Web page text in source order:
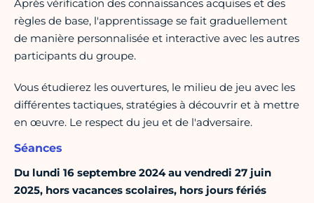
Après vérification des connaissances acquises et des
règles de base, l'apprentissage se fait graduellement
de manière personnalisée et interactive avec les autres
participants du groupe.
Vous étudierez les ouvertures, le milieu de jeu avec les
différentes tactiques, stratégies à découvrir et à mettre
en œuvre. Le respect du jeu et de l'adversaire.
Séances
Du lundi 16 septembre 2024 au vendredi 27 juin
2025, hors vacances scolaires, hors jours fériés